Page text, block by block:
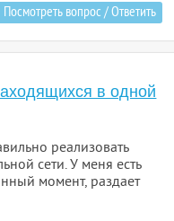
Посмотреть вопрос / Ответить
в одной
реализовать
сети. У меня есть
момент, раздает